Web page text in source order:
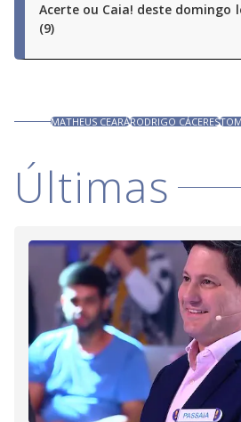
Acerte ou Caia! deste domingo
(9)
MATHEUS CEARÁRODRIGO CÁCERES
Últimas